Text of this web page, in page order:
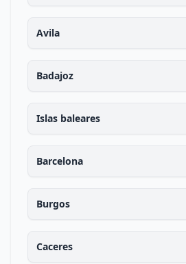
Avila
Badajoz
Islas baleares
Barcelona
Burgos
Caceres